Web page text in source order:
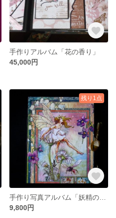
手作りアルバム「花の香り」
45,000円
残り1点
9,800円